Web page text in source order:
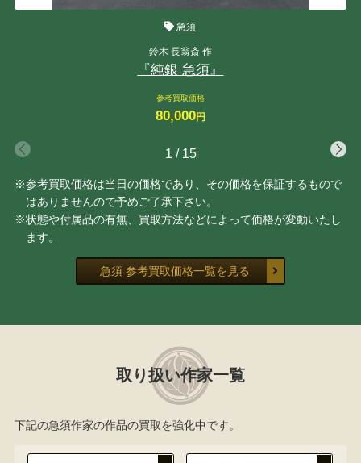
急須
鈴木 長翁斎 作
『純銀 急須』
参考買取価格
80,000円
1 / 15
※参考買取価格は当日の価格であり、その価格を保証するもので
はありませんので予めご了承下さい。
※状態や付属品の有無、買取方法などによって価格が変動いたし
ます。
急須 参考買取価格一覧を見る
取り扱い作家一覧
下記の急須作家の作品の買取を強化中です。